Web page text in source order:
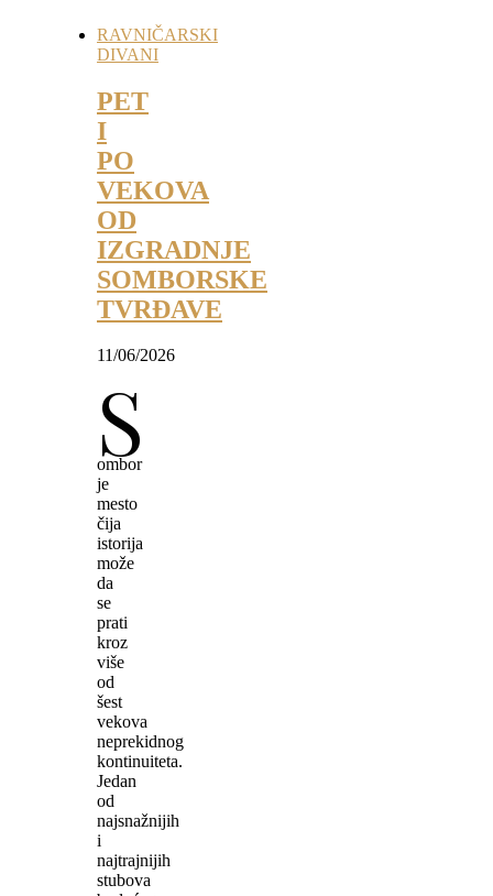
RAVNIČARSKI
DIVANI
PET
I
PO
VEKOVA
OD
IZGRADNJE
SOMBORSKE
TVRĐAVE
11/06/2026
S
ombor
je
mesto
čija
istorija
može
da
se
prati
kroz
više
od
šest
vekova
neprekidnog
kontinuiteta.
Jedan
od
najsnažnijih
i
najtrajnijih
stubova